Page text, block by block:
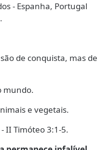
- Espanha, Portugal
de conquista, mas de
mundo.
e vegetais.
II Timóteo 3:1-5.